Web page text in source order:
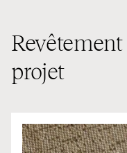
projet